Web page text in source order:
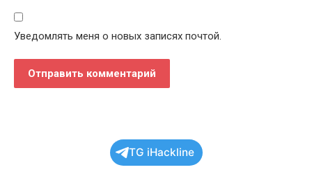
Уведомлять меня о новых записях почтой.
TG iHackline